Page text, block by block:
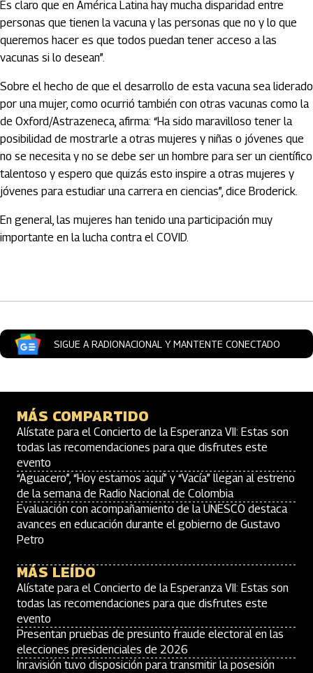
Es claro que en América Latina hay mucha disparidad entre
personas que tienen la vacuna y las personas que no y lo que
queremos hacer es que todos puedan tener acceso a las
vacunas si lo desean”.
Sobre el hecho de que el desarrollo de esta vacuna sea liderado
por una mujer, como ocurrió también con otras vacunas como la
de Oxford/Astrazeneca, afirma: “Ha sido maravilloso tener la
posibilidad de mostrarle a otras mujeres y niñas o jóvenes que
no se necesita y no se debe ser un hombre para ser un científico
talentoso y espero que quizás esto inspire a otras mujeres y
jóvenes para estudiar una carrera en ciencias”, dice Broderick.
En general, las mujeres han tenido una participación muy
importante en la lucha contra el COVID.
SIGUE A RADIONACIONAL Y MANTENTE CONECTADO
MÁS COMPARTIDO
Alístate para el Concierto de la Esperanza VII: Estas son
todas las recomendaciones para que disfrutes este
evento
“Aguacero”, “Hoy estamos aquí” y “Vacía” llegan al estreno
de la semana de Radio Nacional de Colombia
Evaluación con acompañamiento de la UNESCO destaca
avances en educación durante el gobierno de Gustavo
Petro
MÁS LEÍDO
Alístate para el Concierto de la Esperanza VII: Estas son
todas las recomendaciones para que disfrutes este
evento
Presentan pruebas de presunto fraude electoral en las
elecciones presidenciales de 2026
Inravisión tuvo disposición para transmitir la posesión